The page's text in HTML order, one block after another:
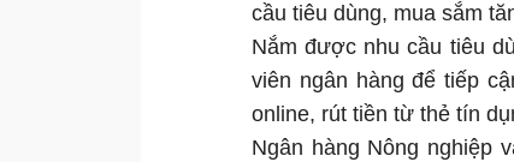
cầu tiêu dùng, mua sắm
Nắm được nhu cầu tiêu
viên ngân hàng để tiếp
online, rút tiền từ thẻ tín
Ngân hàng Nông nghiệp